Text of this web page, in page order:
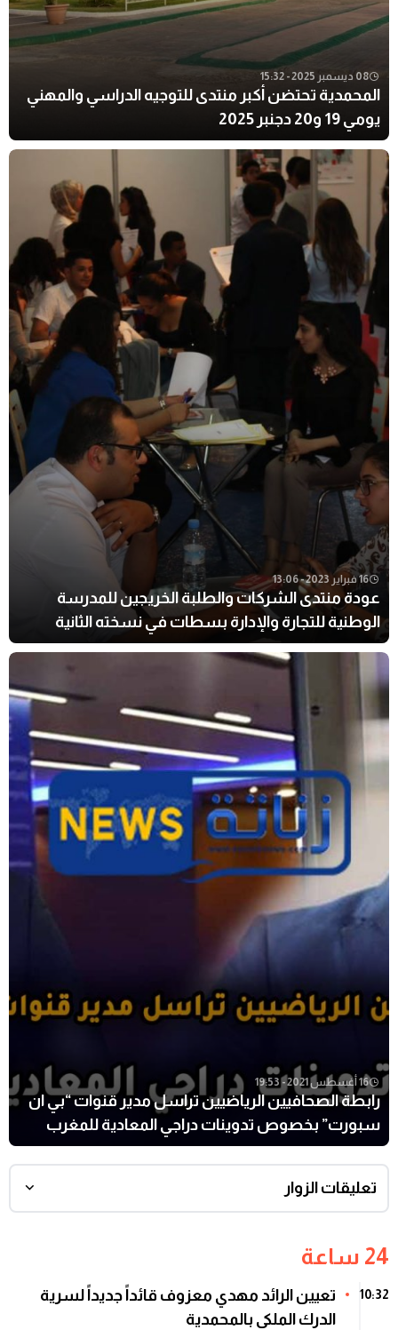
08 ديسمبر 2025 - 15:32
المحمدية تحتضن أكبر منتدى للتوجيه الدراسي والمهني
يومي 19 و20 دجنبر 2025
16 فبراير 2023 - 13:06
عودة منتدى الشركات والطلبة الخريجين للمدرسة
الوطنية للتجارة والإدارة بسطات في نسخته الثانية
والعشرون.
16 أغسطس 2021 - 19:53
رابطة الصحافيين الرياضيين تراسل مدير قنوات “بي ان
سبورت” بخصوص تدوينات دراجي المعادية للمغرب
تعليقات الزوار
24 ساعة
10:32
تعيين الرائد مهدي معزوف قائداً جديداً لسرية
الدرك الملكي بالمحمدية